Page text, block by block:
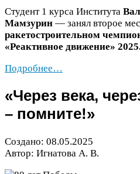
Студент 1 курса Института
Мамзурин — занял второе
ракетостроительном
«Реактивное движение» 2025
Подробнее…
«Через века,
– помните!»
Создано: 08.05.2025
Автор: Игнатова А. В.